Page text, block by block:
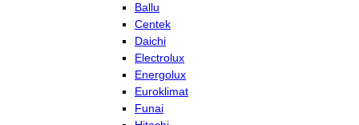
Ballu
Centek
Daichi
Electrolux
Energolux
Euroklimat
Funai